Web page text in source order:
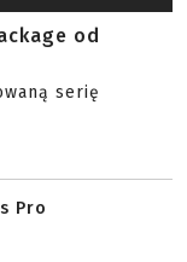
od
serię
Pro